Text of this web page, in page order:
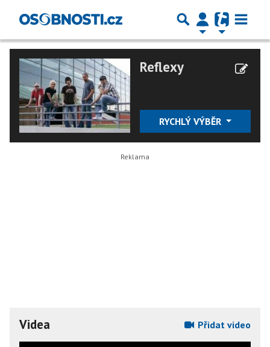
Reflexy
RYCHLÝ VÝBĚR
Videa Přidat video